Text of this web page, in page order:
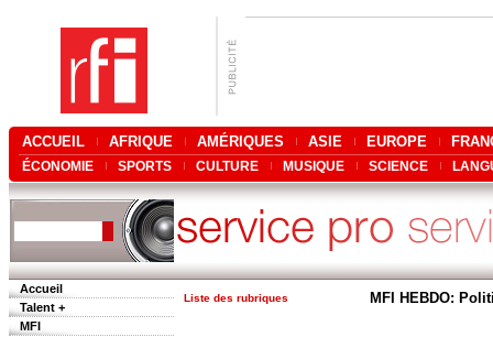
ACCUEIL AFRIQUE AMÉRIQUES ASIE EUROPE
ÉCONOMIE SPORTS CULTURE MUSIQUE SCIENCE
Accueil
Talent +
MFI
Liste des rubriques MFI HEBDO: